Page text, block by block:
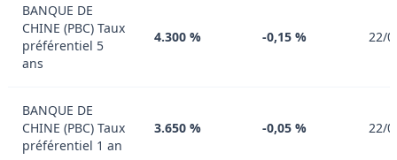
BANQUE DE
CHINE (PBC) Taux
préférentiel 5
ans
4.300 % -0,15 % 22/
BANQUE DE
CHINE (PBC) Taux
préférentiel 1 an
3.650 % -0,05 % 22/